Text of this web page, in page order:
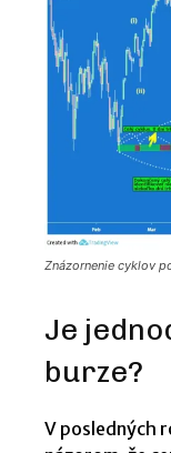
Znázornenie cyklov
Je
burze?
V posledných